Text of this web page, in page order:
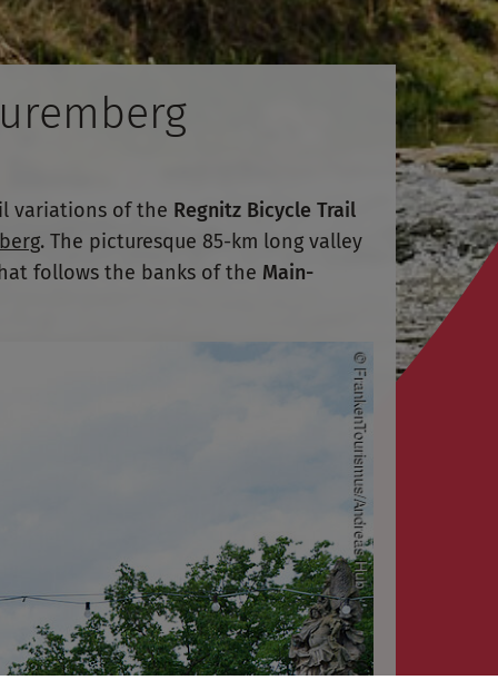
variations of the Regnitz Bicycle Trail
. The picturesque 85-km long valley
follows the banks of the Main-